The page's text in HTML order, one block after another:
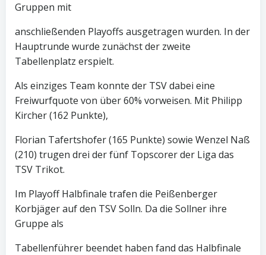
Gruppen mit
anschließenden Playoffs ausgetragen wurden. In der
Hauptrunde wurde zunächst der zweite
Tabellenplatz erspielt.
Als einziges Team konnte der TSV dabei eine
Freiwurfquote von über 60% vorweisen. Mit Philipp
Kircher (162 Punkte),
Florian Tafertshofer (165 Punkte) sowie Wenzel Naß
(210) trugen drei der fünf Topscorer der Liga das
TSV Trikot.
Im Playoff Halbfinale trafen die Peißenberger
Korbjäger auf den TSV Solln. Da die Sollner ihre
Gruppe als
Tabellenführer beendet haben fand das Halbfinale